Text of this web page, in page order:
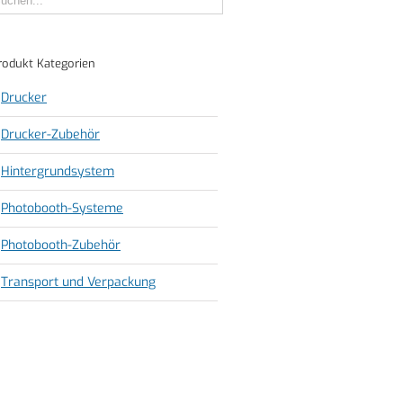
Kategorien
Drucker
Drucker-Zubehör
Hintergrundsystem
Photobooth-Systeme
Photobooth-Zubehör
Transport und Verpackung